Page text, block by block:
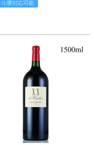
ル便対応可能